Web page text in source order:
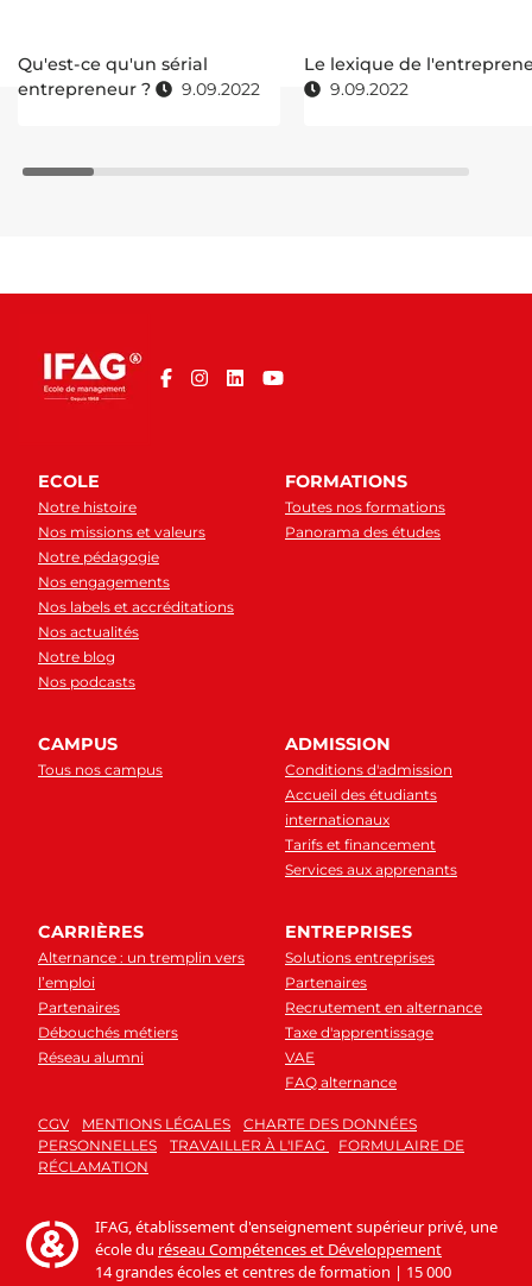
Qu'est-ce qu'un sérial
entrepreneur ?
9.09.2022
Le lexique de
9.09.2022
ECOLE
Notre histoire
Nos missions et valeurs
Notre pédagogie
Nos engagements
Nos labels et accréditations
Nos actualités
Notre blog
Nos podcasts
FORMATIONS
Toutes nos formations
Panorama des études
CAMPUS
Tous nos campus
ADMISSION
Conditions d'admission
Accueil des étudiants
internationaux
Tarifs et financement
Services aux apprenants
CARRIÈRES
Alternance : un tremplin vers
l’emploi
Partenaires
Débouchés métiers
Réseau alumni
ENTREPRISES
Solutions entreprises
Partenaires
Recrutement en alternance
Taxe d'apprentissage
VAE
FAQ alternance
CGV MENTIONS LÉGALES
CHARTE DES DONNÉES
PERSONNELLES
TRAVAILLER À L'IFAG
FORMULAIRE DE
RÉCLAMATION